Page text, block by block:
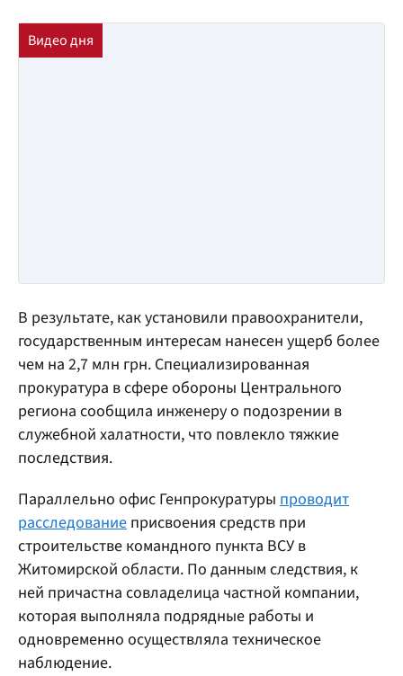
В результате, как установили правоохранители,
государственным интересам нанесен ущерб более
чем на 2,7 млн грн. Специализированная
прокуратура в сфере обороны Центрального
региона сообщила инженеру о подозрении в
служебной халатности, что повлекло тяжкие
последствия.
Параллельно офис Генпрокуратуры проводит
расследование присвоения средств при
строительстве командного пункта ВСУ в
Житомирской области. По данным следствия, к
ней причастна совладелица частной компании,
которая выполняла подрядные работы и
одновременно осуществляла техническое
наблюдение.